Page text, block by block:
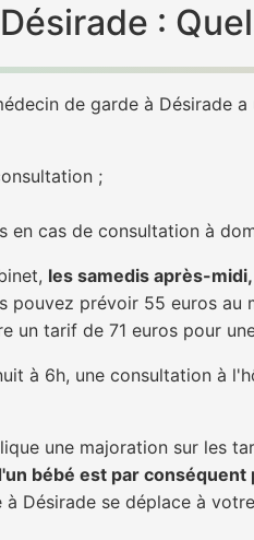
:
de garde à Désirade
;
en cas de consultation à
les samedis après-
pouvez prévoir 55 euros
un tarif de 71 euros pour
à 6h, une consultation à
une majoration sur les
bébé est par
Désirade se déplace à